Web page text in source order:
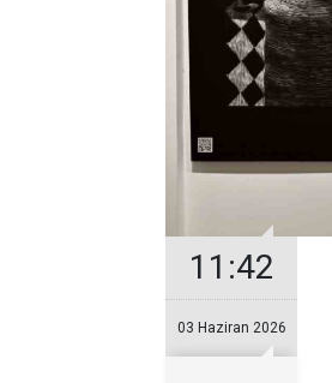
11:42
03 Haziran 2026